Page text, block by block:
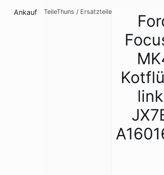
Ankauf TeileThuns / Ersatzteile